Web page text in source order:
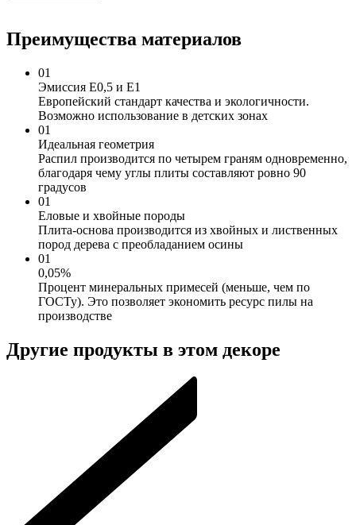
Преимущества материалов
01
Эмиссия Е0,5 и Е1
Европейский стандарт качества и экологичности.
Возможно использование в детских зонах
01
Идеальная геометрия
Распил производится по четырем граням одновременно,
благодаря чему углы плиты составляют ровно 90
градусов
01
Еловые и хвойные породы
Плита-основа производится из хвойных и лиственных
пород дерева с преобладанием осины
01
0,05%
Процент минеральных примесей (меньше, чем по
ГОСТу). Это позволяет экономить ресурс пилы на
производстве
Другие продукты в этом декоре